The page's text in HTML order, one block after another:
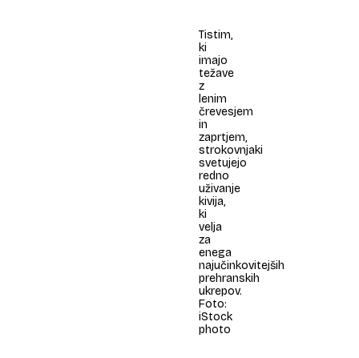
Tistim,
ki
imajo
težave
z
lenim
črevesjem
in
zaprtjem,
strokovnjaki
svetujejo
redno
uživanje
kivija,
ki
velja
za
enega
najučinkovitejših
prehranskih
ukrepov.
Foto:
iStock
photo